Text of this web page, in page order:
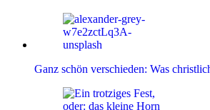
Ganz schön verschieden: Was